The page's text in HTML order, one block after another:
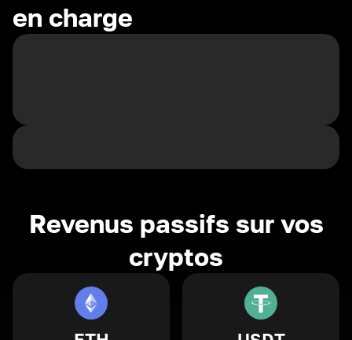
en charge
Revenus passifs sur vos
cryptos